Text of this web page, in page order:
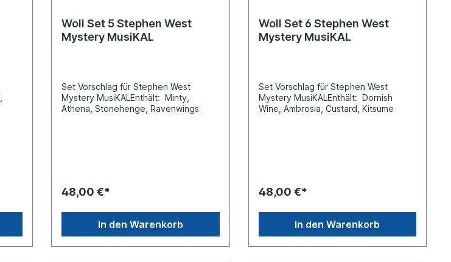
Woll Set 5 Stephen West
Mystery MusiKAL
Set Vorschlag für Stephen West
Mystery MusiKALEnthält: Minty,
Athena, Stonehenge, Ravenwings
48,00 €*
In den Warenkorb
Woll Set 6 Stephen West
Mystery MusiKAL
Set Vorschlag für Stephen West
Mystery MusiKALEnthält: Dornish
Wine, Ambrosia, Custard, Kitsume
48,00 €*
In den Warenkorb